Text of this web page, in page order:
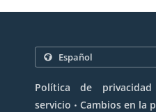
Política de privacidad
servicio . Cambios en la